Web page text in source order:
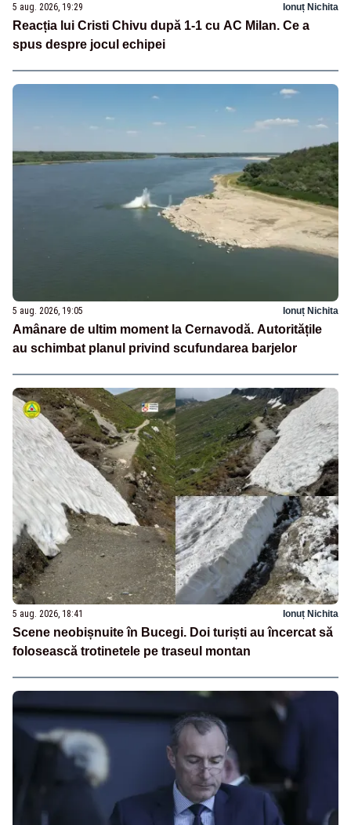
5 aug. 2026, 19:29 Ionuț Nichita
Reacția lui Cristi Chivu după 1-1 cu AC Milan. Ce a
spus despre jocul echipei
5 aug. 2026, 19:05 Ionuț Nichita
Amânare de ultim moment la Cernavodă. Autoritățile
au schimbat planul privind scufundarea barjelor
5 aug. 2026, 18:41 Ionuț Nichita
Scene neobișnuite în Bucegi. Doi turiști au încercat să
folosească trotinetele pe traseul montan